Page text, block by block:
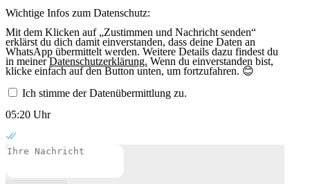
Wichtige Infos zum Datenschutz:
Mit dem Klicken auf „Zustimmen und Nachricht senden“
erklärst du dich damit einverstanden, dass deine Daten an
WhatsApp übermittelt werden. Weitere Details dazu findest du
in meinerDatenschutzerklärung. Wenn du einverstanden bist,
klicke einfach auf den Button unten, um fortzufahren. 😊
Ich stimme der Datenübermittlung zu.
05:20 Uhr